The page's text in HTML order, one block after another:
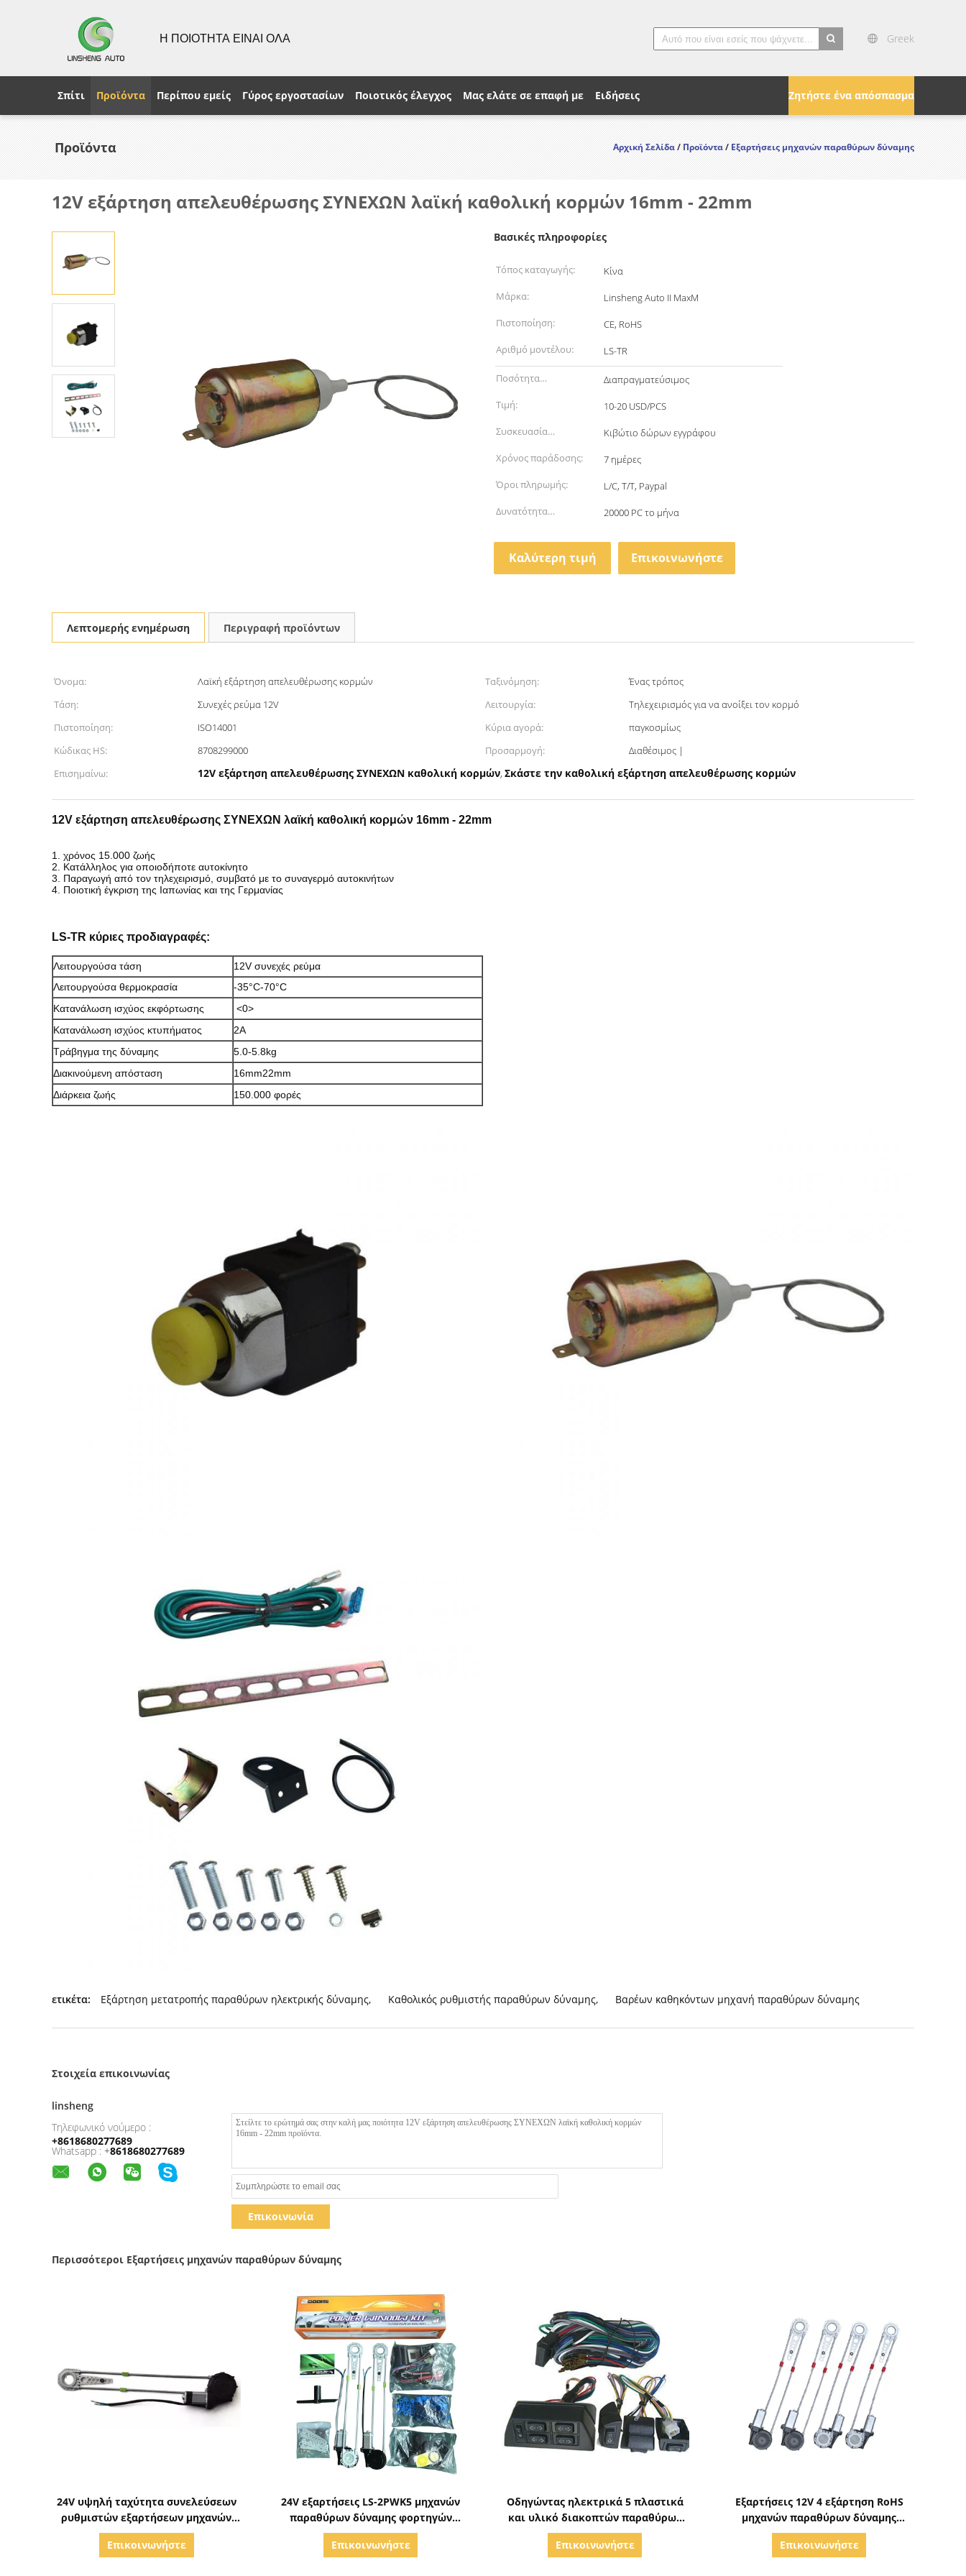
Η ΠΟΙΟΤΗΤΑ ΕΙΝΑΙ ΟΛΑ Greek
Ζητήστε ένα απόσπασμα
Σπίτι Προϊόντα Περίπου εμείς Γύρος εργοστασίων Ποιοτικός έλεγχος Μας ελάτε σε επαφή με Ειδήσεις
Προϊόντα Αρχική Σελίδα/Προϊόντα/Εξαρτήσεις μηχανών παραθύρων δύναμης
12V εξάρτηση απελευθέρωσης ΣΥΝΕΧΩΝ λαϊκή καθολική κορμών 16mm - 22mm
Βασικές πληροφορίες
Τόπος καταγωγής:
Κίνα
Μάρκα:
Linsheng Auto II MaxM
Πιστοποίηση:
CE, RoHS
Αριθμό μοντέλου:
LS-TR
Ποσότητα
παραγγελίας min:
Διαπραγματεύσιμος
Τιμή:
10-20 USD/PCS
Συσκευασία
λεπτομέρειες:
Κιβώτιο δώρων εγγράφου
Χρόνος παράδοσης:
7 ημέρες
Όροι πληρωμής:
L/C, T/T, Paypal
Δυνατότητα
20000 PC το μήνα
Καλύτερη τιμή Επικοινωνήστε
Λεπτομερής ενημέρωση Περιγραφή προϊόντων
Όνομα: Λαϊκή εξάρτηση απελευθέρωσης κορμών Ταξινόμηση:
Ένας τρόπος
Τάση:
Συνεχές ρεύμα 12V Λειτουργία:
Τηλεχειρισμός για να ανοίξει τον κορμό
Πιστοποίηση:
ISO14001 Κύρια αγορά:
παγκοσμίως
Κώδικας HS:
8708299000 Προσαρμογή:
Διαθέσιμος |
Επισημαίνω:
12V εξάρτηση απελευθέρωσης ΣΥΝΕΧΩΝ καθολική κορμών, Σκάστε την καθολική εξάρτηση απελευθέρωσης κορμών
12V εξάρτηση απελευθέρωσης ΣΥΝΕΧΩΝ λαϊκή καθολική κορμών 16mm - 22mm
1. χρόνος 15.000 ζωής
2. Κατάλληλος για οποιοδήποτε αυτοκίνητο
3. Παραγωγή από τον τηλεχειρισμό, συμβατό με το συναγερμό αυτοκινήτων
4. Ποιοτική έγκριση της Ιαπωνίας και της Γερμανίας
LS-TR κύριες προδιαγραφές:
Λειτουργούσα τάση
12V συνεχές ρεύμα
Λειτουργούσα θερμοκρασία
-35°C-70°C
Κατανάλωση ισχύος εκφόρτωσης
<0>
Κατανάλωση ισχύος κτυπήματος
2A
Τράβηγμα της δύναμης
5.0-5.8kg
Διακινούμενη απόσταση
16mm22mm
Διάρκεια ζωής
150.000 φορές
ετικέτα: Εξάρτηση μετατροπής παραθύρων ηλεκτρικής δύναμης, Καθολικός ρυθμιστής παραθύρων δύναμης, Βαρέων καθηκόντων μηχανή παραθύρων δύναμης
Στοιχεία επικοινωνίας
linsheng
Τηλεφωνικό νούμερο :
+8618680277689
Whatsapp : +8618680277689
Επικοινωνία
Περισσότεροι Εξαρτήσεις μηχανών παραθύρων δύναμης
24V υψηλή ταχύτητα συνελεύσεων
ρυθμιστών εξαρτήσεων μηχανών
παραθύρων δύναμης
Επικοινωνήστε
24V εξαρτήσεις LS-2PWK5 μηχανών
παραθύρων δύναμης φορτηγών
Chevy ανυψωτών βαρέων
καθηκόντων
Επικοινωνήστε
Οδηγώντας ηλεκτρικά 5 πλαστικά
και υλικό διακοπτών παραθύρων
δύναμης καρφιτσών καθολικά
Επικοινωνήστε
Εξαρτήσεις 12V 4 εξάρτηση RoHS
μηχανών παραθύρων δύναμης
οξειδίων πυριτίου μετατροπής
παραθύρων δύναμης πορτών
Επικοινωνήστε